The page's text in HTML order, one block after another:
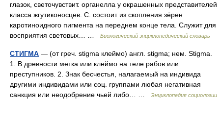
глазок, светочувствит. органелла у окрашенных представителей
класса жгутиконосцев. С. состоит из скопления зёрен
каротиноидного пигмента на переднем конце тела. Служит для
восприятия световых… …
Биологический энциклопедический словарь
СТИГМА — (от греч. stigma клеймо) англ. stigma; нем. Stigma.
1. В древности метка или клеймо на теле рабов или
преступников. 2. Знак бесчестья, налагаемый на индивида
другими индивидами или соц. группами любая негативная
санкция или неодобрение чьей либо… …
Энциклопедия социологии